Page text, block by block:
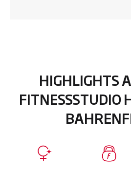
HIGHLIGHTS
FITNESSSTUDIO